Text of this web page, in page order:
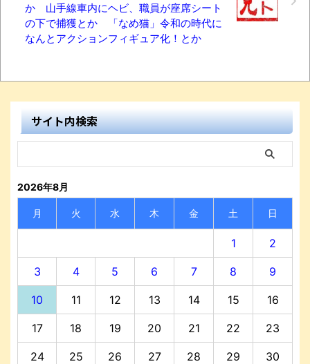
か 山手線車内にヘビ、職員が座席シート
の下で捕獲とか 「なめ猫」令和の時代に
なんとアクションフィギュア化！とか
サイト内検索
2026年8月
月 火 水 木 金 土 日
1 2
3 4 5 6 7 8 9
10 11 12 13 14 15 16
17 18 19 20 21 22 23
24 25 26 27 28 29 30